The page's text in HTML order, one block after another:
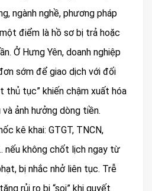
ngành nghề, phương pháp
điểm là hồ sơ bị trả hoặc
Ở Hưng Yên, doanh nghiệp
sớm để giao dịch với đối
thủ tục” khiến chậm xuất hóa
ảnh hưởng dòng tiền.
kê khai: GTGT, TNCN,
nếu không chốt lịch ngay từ
bị nhắc nhở liên tục. Trễ
rủi ro bị “soi” khi quyết